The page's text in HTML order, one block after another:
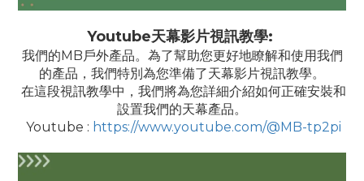
Youtube天幕影片視訊教學:
我們的MB戶外產品。為了幫助您更好地瞭解和使用我們
的產品，我們特別為您準備了天幕影片視訊教學。
在這段視訊教學中，我們將為您詳細介紹如何正確安裝和
設置我們的天幕產品。
Youtube : https://www.youtube.com/@MB-tp2pi